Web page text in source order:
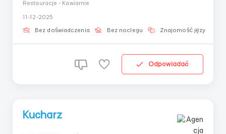
czystości w miejscu pracy Wymagania:- Doświadczenie
w pracy będzie atutem, ale nie jest konieczne- Umi...
Restauracje - Kawiarnie
11-12-2025
Bez doświadczenia Bez noclegu Znajomość języka
Odpowiadać
Kucharz